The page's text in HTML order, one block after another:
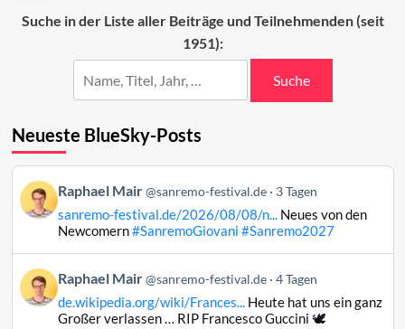
Beiträge
Suche in der Liste aller Beiträge und Teilnehmenden (seit
1951):
Suche
Neueste BlueSky-Posts
Beitrag
von
Raphael
Bluesky
ansehen
Raphael Mair @sanremo-festival.de 3 Tagen
sanremo-festival.de/2026/08/08/n...Neues von den
Newcomern#SanremoGiovani #Sanremo2027
Beitrag
von
Raphael
Raphael Mair @sanremo-festival.de 4 Tagen
de.wikipedia.org/wiki/Frances...Heute hat uns ein ganz
Großer verlassen … RIP Francesco Guccini 🕊️